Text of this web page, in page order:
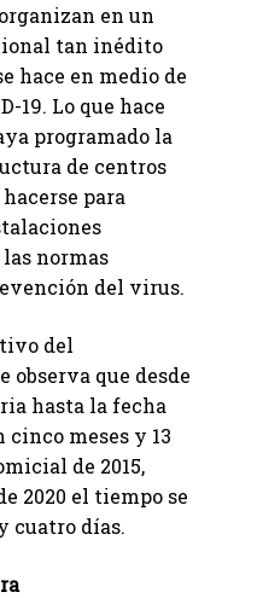
en un
tan inédito
hace en medio de
19. Lo que hace
programado la
de centros
para
normas
del virus.
del
observa que desde
hasta la fecha
cinco meses y 13
de 2015,
2020 el tiempo se
cuatro días.